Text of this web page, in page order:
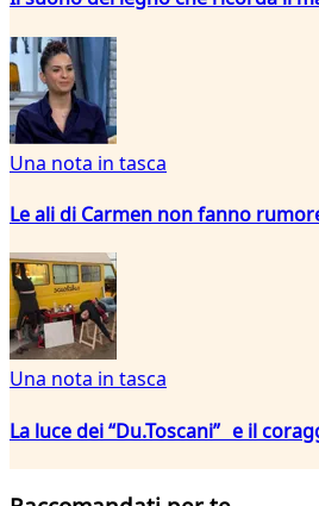
Una nota in tasca
Le ali di Carmen non fanno
Una nota in tasca
La luce dei “Du.Toscani” e il